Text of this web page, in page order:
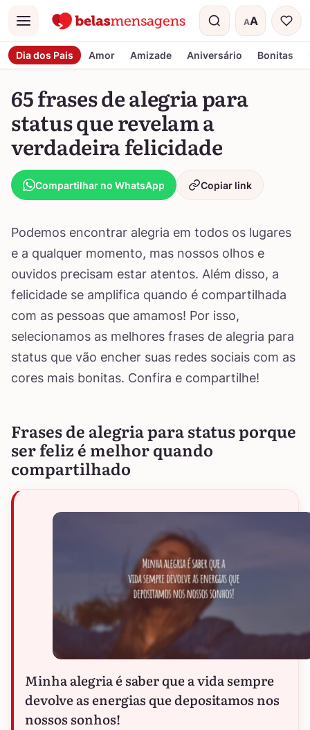
Menu AA
Tamanho do
Dia dos Pais Amor Amizade Aniversário Bonitas
65 frases de alegria para
status que revelam a
verdadeira felicidade
Compartilhar no WhatsApp Copiar link
Podemos encontrar alegria em todos os lugares
e a qualquer momento, mas nossos olhos e
ouvidos precisam estar atentos. Além disso, a
felicidade se amplifica quando é compartilhada
com as pessoas que amamos! Por isso,
selecionamos as melhores frases de alegria para
status que vão encher suas redes sociais com as
cores mais bonitas. Confira e compartilhe!
Frases de alegria para status porque
ser feliz é melhor quando
compartilhado
Minha alegria é saber que a vida sempre
devolve as energias que depositamos nos
nossos sonhos!